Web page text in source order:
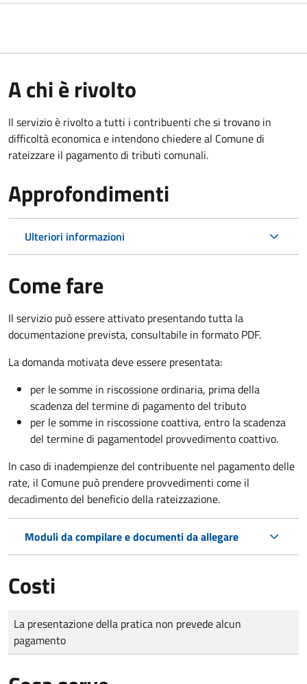
A chi è rivolto
Il servizio è rivolto a tutti i contribuenti che si trovano in
difficoltà economica e intendono chiedere al Comune di
rateizzare il pagamento di tributi comunali.
Approfondimenti
Ulteriori informazioni
Come fare
Il servizio può essere attivato presentando tutta la
documentazione prevista, consultabile in formato PDF.
La domanda motivata deve essere presentata:
per le somme in riscossione ordinaria, prima della
scadenza del termine di pagamento del tributo
per le somme in riscossione coattiva, entro la scadenza
del termine di pagamentodel provvedimento coattivo.
In caso di inadempienze del contribuente nel pagamento delle
rate, il Comune può prendere provvedimenti come il
decadimentodel beneficio della rateizzazione.
Moduli da compilare e documenti da allegare
Costi
Tipo di pagamento
Importo
La presentazione della pratica non prevede alcun
pagamento